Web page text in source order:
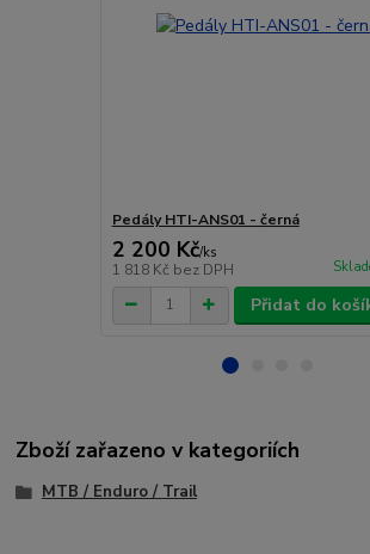
Pedály HTI-ANS01 - černá
2 200 Kč/ks
1 818 Kč bez DPH
Přidat do
Zboží zařazeno v kategoriích
MTB / Enduro / Trail